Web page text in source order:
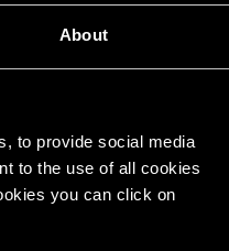
About
to provide social media
to the use of all cookies
you can click on